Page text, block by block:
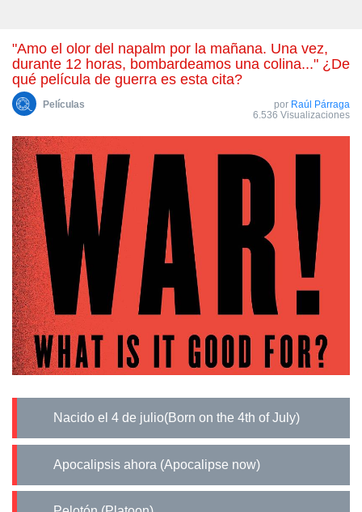
"Amo el olor del napalm por la mañana. Una vez,
durante 12 horas, bombardeamos una colina..." ¿De
qué película de guerra es esta cita?
Películas por Raúl Párraga
6.536 Visualizaciones
Nacido el 4 de julio(Born on the 4th of July)
Apocalipsis ahora (Apocalipse now)